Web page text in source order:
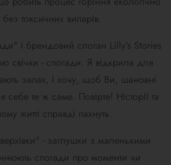
токсичних випарів.
і брендовий слоган Lilly's Stories
свічки - спогади. Я відкрила для
запах, і хочу, щоб Ви, шановні
себе те ж саме. Повірте! Hісторії та
житті справді пахнуть.
- заглушки з маленькими
спогади про моменти чи